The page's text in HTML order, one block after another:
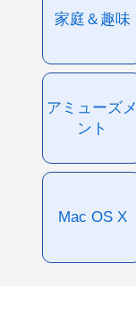
家庭＆趣味
アミューズメ
ント
Mac OS X